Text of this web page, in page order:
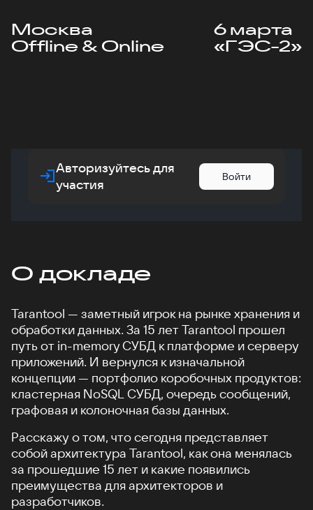
Москва
Offline & Online
6 марта
«ГЭС-2»
Авторизуйтесь для
участия
Войти
О докладе
Tarantool — заметный игрок на рынке хранения и
обработки данных. За 15 лет Tarantool прошел
путь от in-memory СУБД к платформе и серверу
приложений. И вернулся к изначальной
концепции — портфолио коробочных продуктов:
кластерная NoSQL СУБД, очередь сообщений,
графовая и колоночная базы данных.
Расскажу о том, что сегодня представляет
собой архитектура Tarantool, как она менялась
за прошедшие 15 лет и какие появились
преимущества для архитекторов и
разработчиков.